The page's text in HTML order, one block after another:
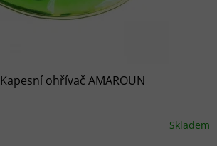
Kapesní ohřívač AMAROUN
Skladem